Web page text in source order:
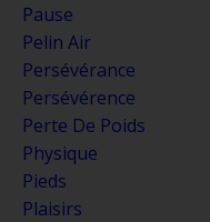
Pause
Pelin Air
Persévérance
Persévérence
Perte De Poids
Physique
Pieds
Plaisirs